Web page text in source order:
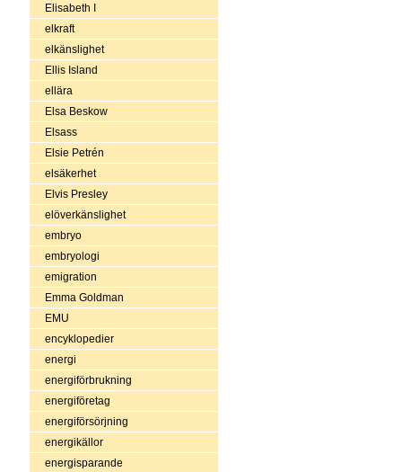
Elisabeth I
elkraft
elkänslighet
Ellis Island
ellära
Elsa Beskow
Elsass
Elsie Petrén
elsäkerhet
Elvis Presley
elöverkänslighet
embryo
embryologi
emigration
Emma Goldman
EMU
encyklopedier
energi
energiförbrukning
energiföretag
energiförsörjning
energikällor
energisparande